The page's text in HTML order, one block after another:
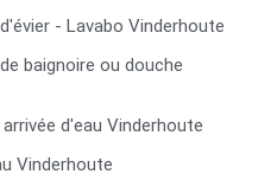
- Lavabo Vinderhoute
baignoire ou douche
d'eau Vinderhoute
Vinderhoute